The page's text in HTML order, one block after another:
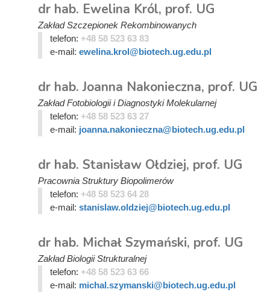
dr hab. Ewelina Król, prof. UG
Zakład Szczepionek Rekombinowanych
telefon: +48 58 523 63 83
e-mail: ewelina.krol@biotech.ug.edu.pl
dr hab. Joanna Nakonieczna, prof. UG
Zakład Fotobiologii i Diagnostyki Molekularnej
telefon: +48 58 523 63 27
e-mail: joanna.nakonieczna@biotech.ug.edu.pl
dr hab. Stanisław Ołdziej, prof. UG
Pracownia Struktury Biopolimerów
telefon: +48 58 523 64 28
e-mail: stanislaw.oldziej@biotech.ug.edu.pl
dr hab. Michał Szymański, prof. UG
Zakład Biologii Strukturalnej
telefon: +48 58 523 63 66
e-mail: michal.szymanski@biotech.ug.edu.pl